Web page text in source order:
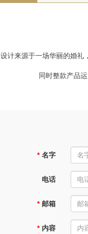
设计来源于一场华丽的婚礼
同时整款产品
* 名字
电话
* 邮箱
* 内容